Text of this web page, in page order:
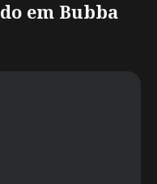
em Bubba